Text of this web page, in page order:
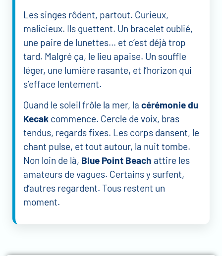
Les singes rôdent, partout. Curieux,
malicieux. Ils guettent. Un bracelet oublié,
une paire de lunettes… et c’est déjà trop
tard. Malgré ça, le lieu apaise. Un souffle
léger, une lumière rasante, et l’horizon qui
s’efface lentement.
Quand le soleil frôle la mer, la cérémonie du
Kecak commence. Cercle de voix, bras
tendus, regards fixes. Les corps dansent, le
chant pulse, et tout autour, la nuit tombe.
Non loin de là, Blue Point Beach attire les
amateurs de vagues. Certains y surfent,
d’autres regardent. Tous restent un
moment.